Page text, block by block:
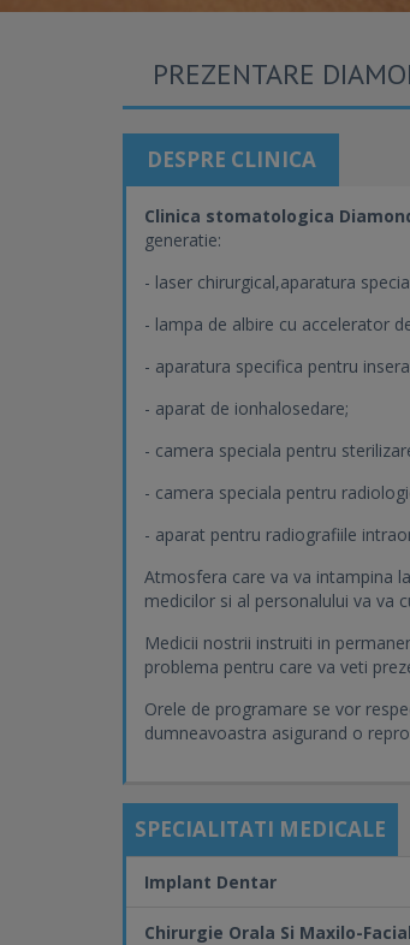
PREZENTARE
DESPRE CLINICA
Clinica stomatologica
generatie:
- laser chirurgical,aparatura
- lampa de albire cu accelerator
- aparatura specifica pentru
- aparat de ionhalosedare;
- camera speciala pentru
- camera speciala pentru
- aparat pentru radiografiile
Atmosfera care va va intampina
medicilor si al personalului va va
Medicii nostrii instruiti in
problema pentru care va veti
Orele de programare se vor
dumneavoastra asigurand o
SPECIALITATI MEDICALE
Implant Dentar
Chirurgie Orala Si Maxilo-